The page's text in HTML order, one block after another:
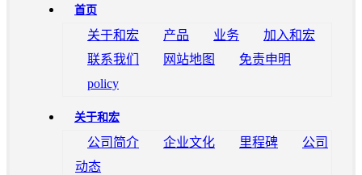
首页
关于和宏 产品 业务
加入和宏
联系我们
网站地图
免责申明
policy
关于和宏
公司简介 企业文化 里程碑
公司
动态